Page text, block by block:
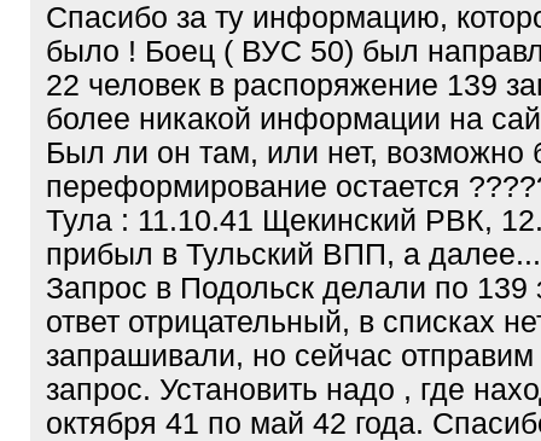
Спасибо за ту информацию,
было ! Боец ( ВУС 50) был
22 человек в распоряжение 139
более никакой информации на
Был ли он там, или нет, возможно
переформирование остается
Тула : 11.10.41 Щекинский РВК,
прибыл в Тульский ВПП, а
Запрос в Подольск делали по 139
ответ отрицательный, в списках
запрашивали, но сейчас отправим
запрос. Установить надо , где
октября 41 по май 42 года.